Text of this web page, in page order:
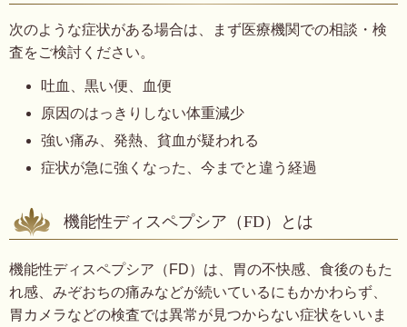
次のような症状がある場合は、まず医療機関での相談・検
査をご検討ください。
吐血、黒い便、血便
原因のはっきりしない体重減少
強い痛み、発熱、貧血が疑われる
症状が急に強くなった、今までと違う経過
機能性ディスペプシア（FD）とは
機能性ディスペプシア（FD）は、胃の不快感、食後のもた
れ感、みぞおちの痛みなどが続いているにもかかわらず、
胃カメラなどの検査では異常が見つからない症状をいいま